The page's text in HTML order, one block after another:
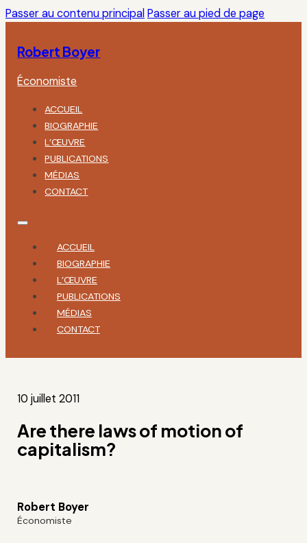
Passer au contenu principal Passer au pied de page
Robert Boyer
Économiste
ACCUEIL
BIOGRAPHIE
L’ŒUVRE
PUBLICATIONS
MÉDIAS
CONTACT
ACCUEIL
BIOGRAPHIE
L’ŒUVRE
PUBLICATIONS
MÉDIAS
CONTACT
10 juillet 2011
Are there laws of motion of
capitalism?
Robert Boyer
Économiste